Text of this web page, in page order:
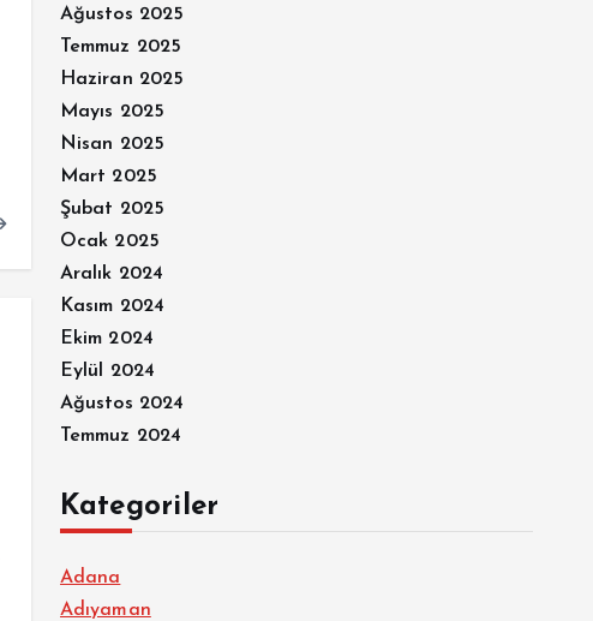
Ağustos 2025
Temmuz 2025
Haziran 2025
Mayıs 2025
Nisan 2025
Mart 2025
Şubat 2025
Ocak 2025
Aralık 2024
Kasım 2024
Ekim 2024
Eylül 2024
Ağustos 2024
Temmuz 2024
Kategoriler
Adana
Adıyaman